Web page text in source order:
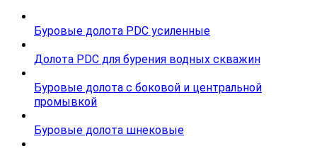
Буровые долота PDC усиленные
Долота PDC для бурения водных скважин
Буровые долота с бoковой и центральной
промывкой
Буровые долота шнековые